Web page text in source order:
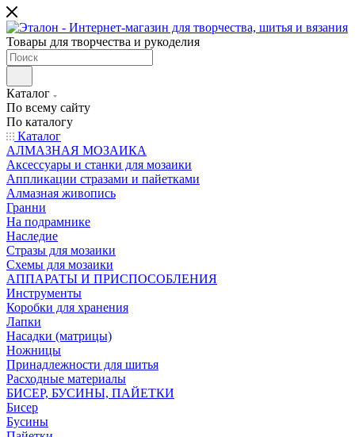
Товары для творчества и рукоделия
Каталог
По всему сайту
По каталогу
Каталог
АЛМАЗНАЯ МОЗАИКА
Аксессуары и станки для мозаики
Аппликации стразами и пайетками
Алмазная живопись
Гранни
На подрамнике
Наследие
Стразы для мозаики
Схемы для мозаики
АППАРАТЫ И ПРИСПОСОБЛЕНИЯ
Инструменты
Коробки для хранения
Лапки
Насадки (матрицы)
Ножницы
Принадлежности для шитья
Расходные материалы
БИСЕР, БУСИНЫ, ПАЙЕТКИ
Бисер
Бусины